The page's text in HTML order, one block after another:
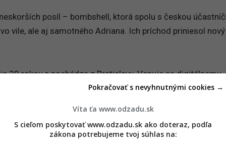
posíl – bombshell, ktorá spolu s českou
vile, ale aj samotného Adriana. Ich príchod priniesol nový
20 rokov a pochádza z Bratislavy. Venuje sa digitálnemu
na diaľku. Už
niekoľko rokov žije na Bali, ktoré si
prvej návštevy pred rokmi.
slobodou a prácou odkiaľkoľvek patril medzi
ktorý dlhodobo žije a pracuje v Dubaji.
Víta ťa www.odzadu.sk
S cieľom poskytovať www.odzadu.sk ako doteraz, podľa
zákona potrebujeme tvoj súhlas na:
Pokračovať s nevyhnutnými cookies →